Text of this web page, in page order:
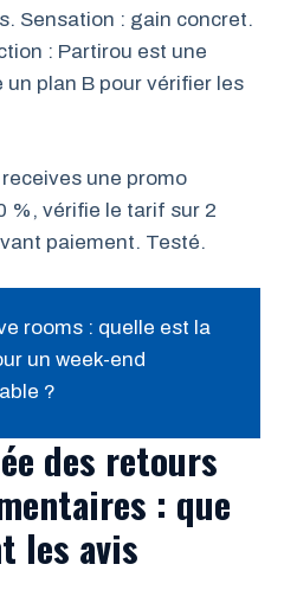
Sensation : gain concret.
: Partirou est une
plan B pour vérifier les
receives une promo
%, vérifie le tarif sur 2
paiement. Testé.
rooms : quelle est la
un week-end
?
des retours
: que
les avis